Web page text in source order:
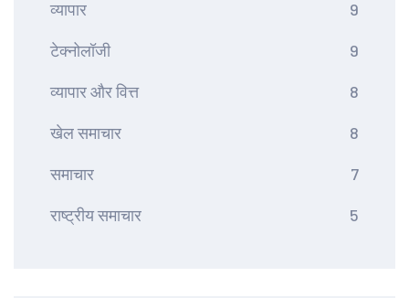
व्यापार 9
टेक्नोलॉजी 9
व्यापार और वित्त 8
खेल समाचार 8
समाचार 7
राष्ट्रीय समाचार 5